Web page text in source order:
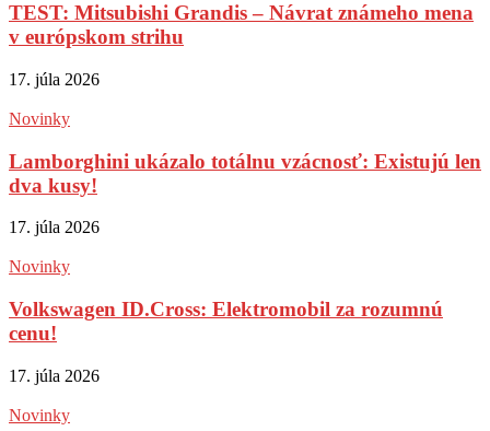
TEST: Mitsubishi Grandis – Návrat známeho mena
v európskom strihu
17. júla 2026
Novinky
Lamborghini ukázalo totálnu vzácnosť: Existujú len
dva kusy!
17. júla 2026
Novinky
Volkswagen ID.Cross: Elektromobil za rozumnú
cenu!
17. júla 2026
Novinky